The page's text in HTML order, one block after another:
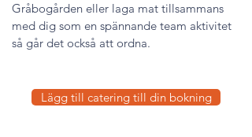
Gråbogården eller laga mat tillsammans
med dig som en spännande team aktivitet
så går det också att ordna.
Lägg till catering till din bokning